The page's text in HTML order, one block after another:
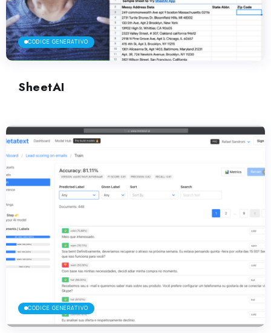
CODICE GENERATIVO
SheetAI
CODICE GENERATIVO